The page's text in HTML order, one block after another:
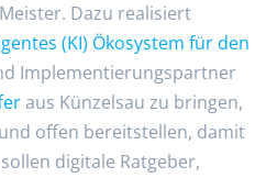
Dazu realisiert
(KI) Ökosystem für den
Implementierungspartner
aus Künzelsau zu bringen,
offen bereitstellen, damit
digitale Ratgeber,